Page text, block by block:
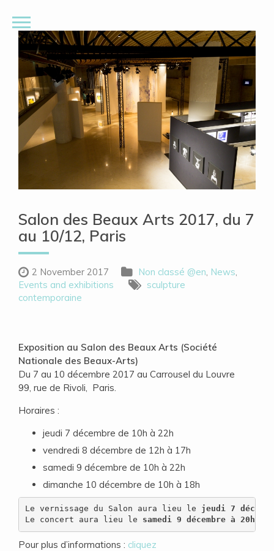
Salon des Beaux Arts 2017, du 7
au 10/12, Paris
2 November 2017 Non classé @en News
Events and exhibitions
sculpture
contemporaine
Exposition au Salon des Beaux Arts (Société
Nationale des Beaux-Arts)
Du 7 au 10 décembre 2017 au Carrousel du Louvre
99, rue de Rivoli, Paris.
Horaires :
jeudi 7 décembre de 10h à 22h
vendredi 8 décembre de 12h à 17h
samedi 9 décembre de 10h à 22h
dimanche 10 décembre de 10h à 18h
Le vernissage du Salon aura lieu le jeudi 7
Le concert aura lieu le samedi 9 décembre à 20h
Pour plus d’informations : cliquez